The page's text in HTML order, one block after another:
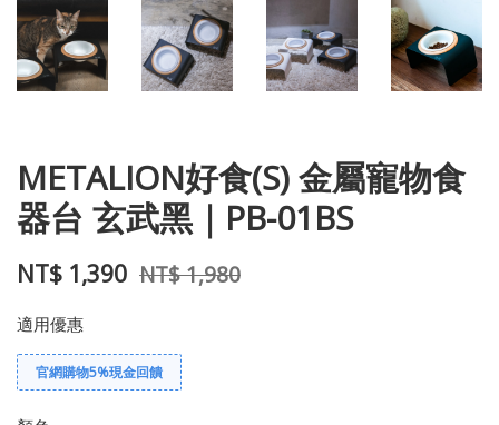
METALION好食(S) 金屬寵物食
器台 玄武黑｜PB-01BS
NT$ 1,390 NT$ 1,980
適用優惠
官網購物5%現金回饋